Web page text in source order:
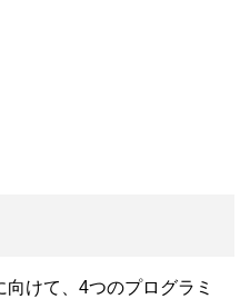
けて、4つのプログラミ